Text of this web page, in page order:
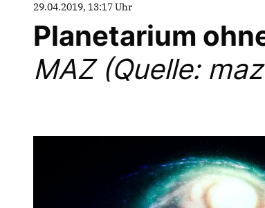
29.04.2019, 13:17 Uhr
Planetarium
MAZ (Quelle: